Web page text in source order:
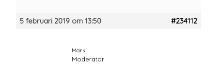
5 februari 2019 om 13:50 #234112
Mark
Moderator